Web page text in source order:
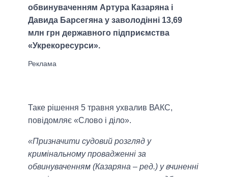
обвинуваченням Артура Казаряна і
Давида Барсегяна у заволодінні 13,69
млн грн державного підприємства
«Укрекоресурси».
Таке рішення 5 травня ухвалив ВАКС,
повідомляє «Слово і діло».
«Призначити судовий розгляд у
кримінальному провадженні за
обвинуваченням (Казаряна – ред.) у вчиненні